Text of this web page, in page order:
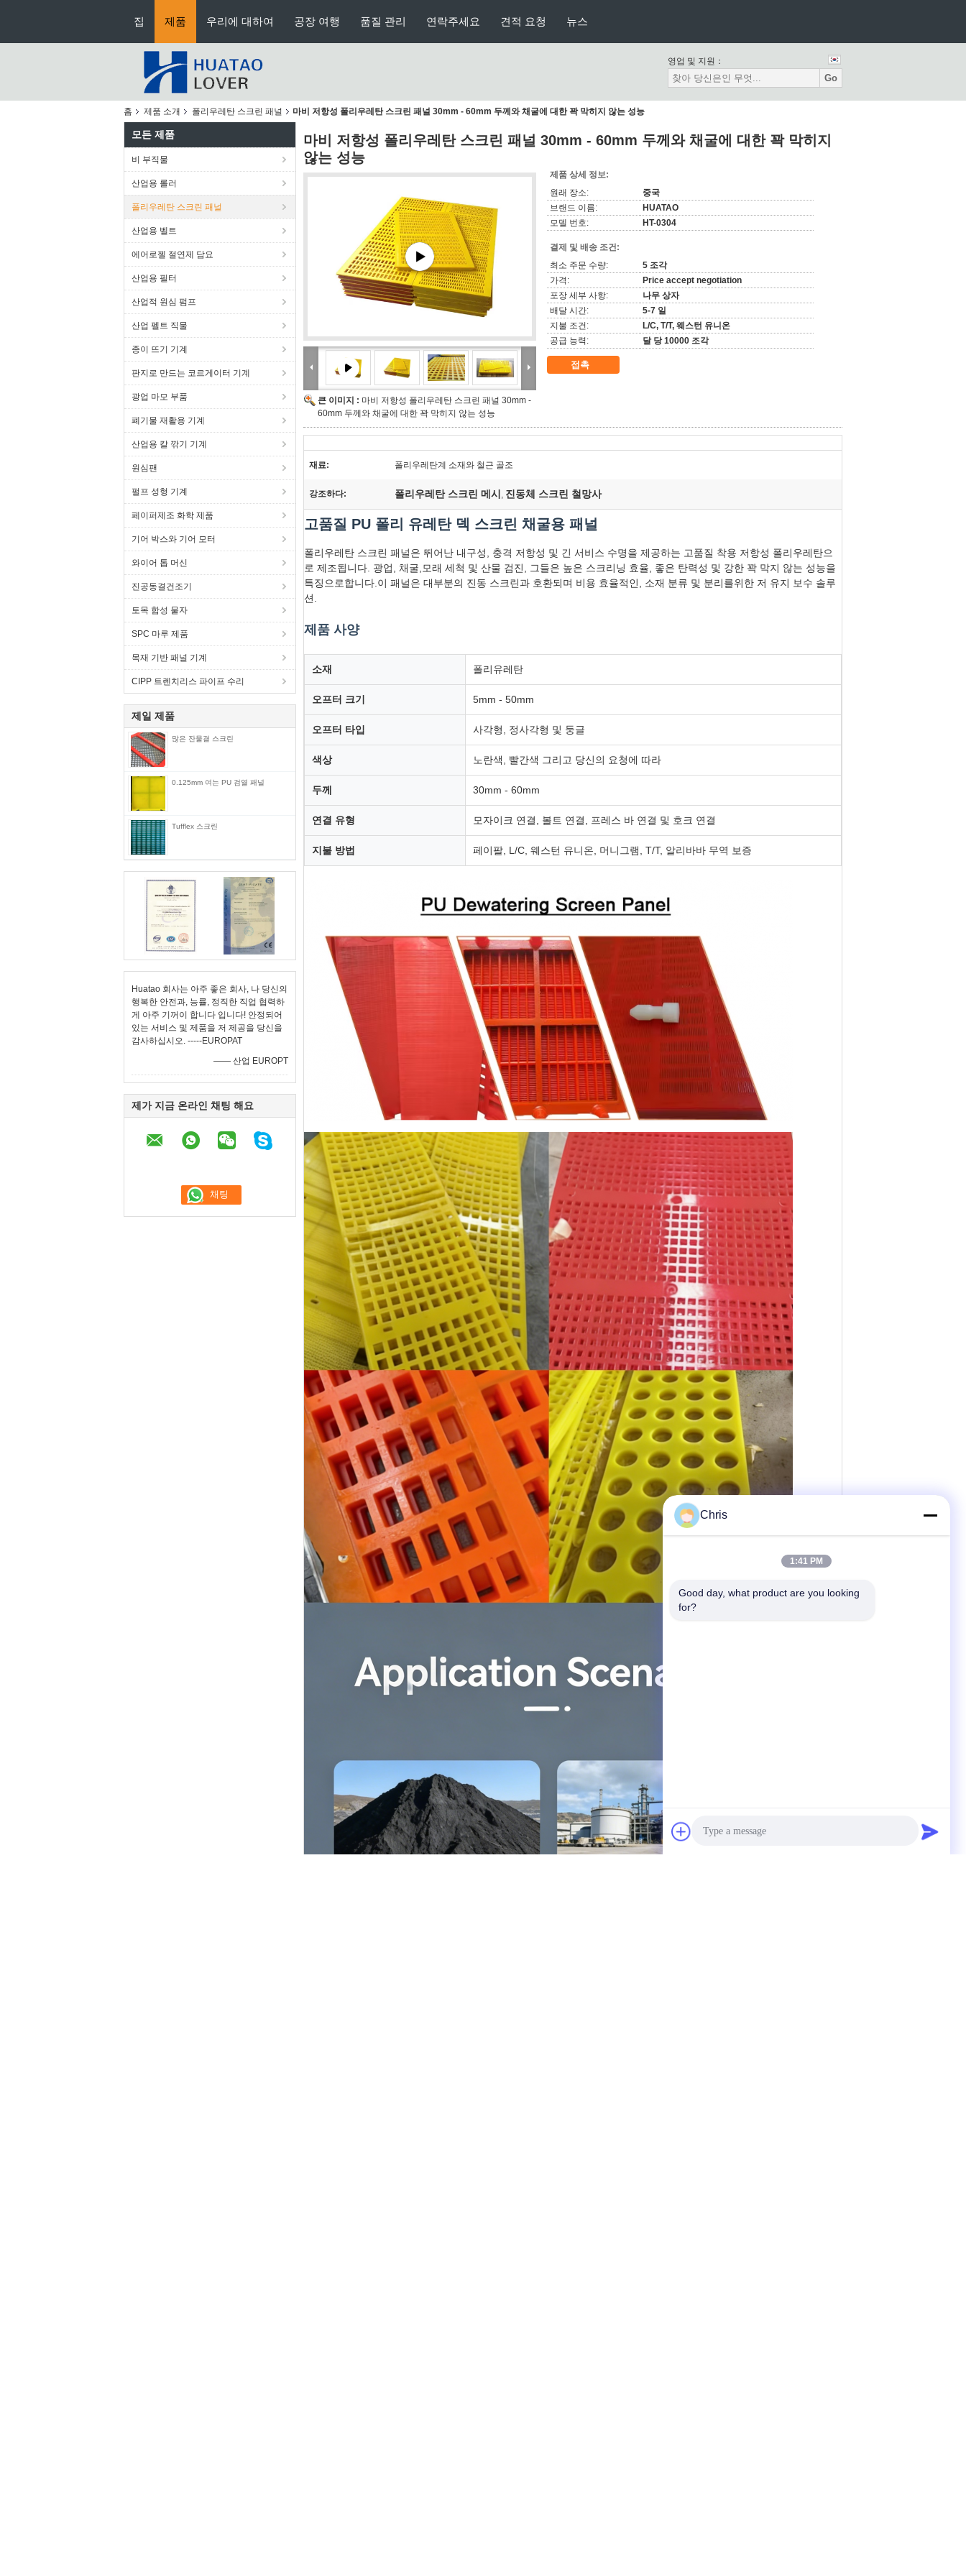
집 제품 우리에 대하여 공장 여행 품질 관리 연락주세요 견적 요청 뉴스
영업 및 지원：
Go
홈 제품 소개 폴리우레탄 스크린 패널 마비 저항성 폴리우레탄 스크린 패널 30mm - 60mm 두께와 채굴에 대한 꽉 막히지 않는 성능
모든 제품
비 부직물
산업용 롤러
폴리우레탄 스크린 패널
산업용 벨트
에어로젤 절연제 담요
산업용 필터
산업적 원심 펌프
산업 펠트 직물
종이 뜨기 기계
판지로 만드는 코르게이터 기계
광업 마모 부품
폐기물 재활용 기계
산업용 칼 깎기 기계
원심팬
펄프 성형 기계
페이퍼제조 화학 제품
기어 박스와 기어 모터
와이어 톱 머신
진공동결건조기
토목 합성 물자
SPC 마루 제품
목재 기반 패널 기계
CIPP 트렌치리스 파이프 수리
제일 제품
많은 잔물결 스크린
0.125mm 여는 PU 검열 패널
Tufflex 스크린
Huatao 회사는 아주 좋은 회사, 나 당신의
행복한 안전과, 능률, 정직한 직업 협력하
게 아주 기꺼이 합니다 입니다! 안정되어
있는 서비스 및 제품을 저 제공을 당신을
감사하십시오. -----EUROPAT
—— 산업 EUROPT
제가 지금 온라인 채팅 해요
마비 저항성 폴리우레탄 스크린 패널 30mm - 60mm 두께와 채굴에 대한 꽉 막히지
않는 성능
큰 이미지 : 마비 저항성 폴리우레탄 스크린 패널 30mm -
60mm 두께와 채굴에 대한 꽉 막히지 않는 성능
제품 상세 정보:
원래 장소:
중국
브랜드 이름:
HUATAO
모델 번호:
HT-0304
결제 및 배송 조건:
최소 주문 수량:
5 조각
가격:
Price accept negotiation
포장 세부 사항:
나무 상자
배달 시간:
5-7 일
지불 조건:
L/C, T/T, 웨스턴 유니온
공급 능력:
달 당 10000 조각
접촉
재료: 폴리우레탄계 소재와 철근 골조
강조하다: 폴리우레탄 스크린 메시 , 진동체 스크린 철망사
고품질 PU 폴리 유레탄 덱 스크린 채굴용 패널
폴리우레탄 스크린 패널은 뛰어난 내구성, 충격 저항성 및 긴 서비스 수명을 제공하는 고품질 착용 저항성 폴리우레탄으
로 제조됩니다. 광업, 채굴,모래 세척 및 산물 검진, 그들은 높은 스크리닝 효율, 좋은 탄력성 및 강한 꽉 막지 않는 성능을
특징으로합니다.이 패널은 대부분의 진동 스크린과 호환되며 비용 효율적인, 소재 분류 및 분리를위한 저 유지 보수 솔루
션.
제품 사양
소재 폴리유레탄
오프터 크기 5mm - 50mm
오프터 타입 사각형, 정사각형 및 둥글
색상 노란색, 빨간색 그리고 당신의 요청에 따라
두께 30mm - 60mm
연결 유형 모자이크 연결, 볼트 연결, 프레스 바 연결 및 호크 연결
지불 방법 페이팔, L/C, 웨스턴 유니온, 머니그램, T/T, 알리바바 무역 보증
Chris
1:41 PM
Good day, what product are you looking
for?